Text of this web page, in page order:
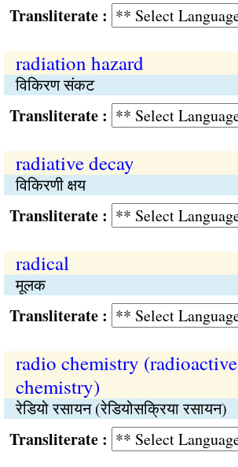
:
radiation hazard
विकिरण संकट
:
radiative decay
विकिरणी क्षय
:
radical
मूलक
:
radio chemistry (radioactive
chemistry)
रेडियो रसायन (रेडियोसक्रिया रसायन)
: